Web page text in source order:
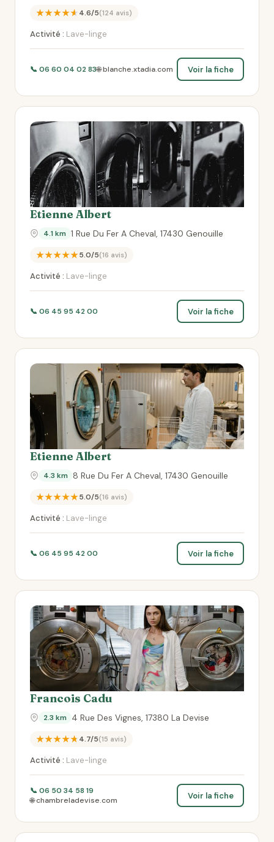
★★★★★4.6/5(124 avis)
Activité : Lave-linge
📞 06 60 04 02 83🌐 blanche.xtadia.com Voir la fiche
Etienne Albert
4.1 km 1 Rue Du Fer A Cheval, 17430 Genouille
★★★★★5.0/5(16 avis)
Activité : Lave-linge
📞 06 45 95 42 00 Voir la fiche
Etienne Albert
4.3 km 8 Rue Du Fer A Cheval, 17430 Genouille
★★★★★5.0/5(16 avis)
Activité : Lave-linge
📞 06 45 95 42 00 Voir la fiche
Francois Cadu
2.3 km 4 Rue Des Vignes, 17380 La Devise
★★★★★4.7/5(15 avis)
Activité : Lave-linge
📞 06 50 34 58 19
🌐 chambreladevise.com
Voir la fiche